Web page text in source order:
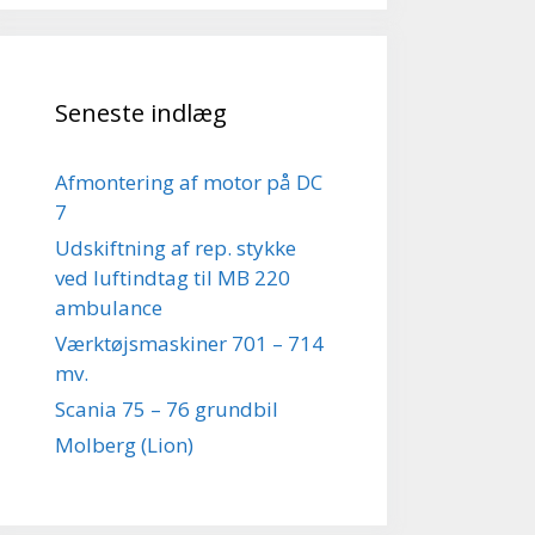
Seneste indlæg
Afmontering af motor på DC
7
Udskiftning af rep. stykke
ved luftindtag til MB 220
ambulance
Værktøjsmaskiner 701 – 714
mv.
Scania 75 – 76 grundbil
Molberg (Lion)